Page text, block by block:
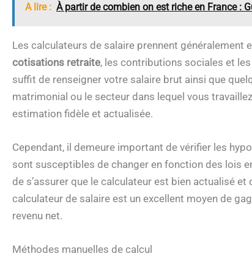
A lire : À partir de combien on est riche en France :
Les calculateurs de salaire prennent
cotisations retraite, les contributions sociales et
suffit de renseigner votre salaire brut ainsi que
matrimonial ou le secteur dans lequel vous
estimation fidèle et actualisée.
Cependant, il demeure important de vérifier les
sont susceptibles de changer en fonction des lois
de s’assurer que le calculateur est bien actualisé
calculateur de salaire est un excellent moyen de
revenu net.
Méthodes manuelles de calcul